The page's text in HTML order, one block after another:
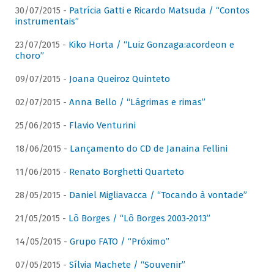
30/07/2015 - Patrícia Gatti e Ricardo Matsuda / “Contos
instrumentais”
23/07/2015 - Kiko Horta / “Luiz Gonzaga:acordeon e
choro”
09/07/2015 - Joana Queiroz Quinteto
02/07/2015 - Anna Bello / “Lágrimas e rimas”
25/06/2015 - Flavio Venturini
18/06/2015 - Lançamento do CD de Janaina Fellini
11/06/2015 - Renato Borghetti Quarteto
28/05/2015 - Daniel Migliavacca / “Tocando à vontade”
21/05/2015 - Lô Borges / “Lô Borges 2003-2013”
14/05/2015 - Grupo FATO / “Próximo”
07/05/2015 - Sílvia Machete / “Souvenir”